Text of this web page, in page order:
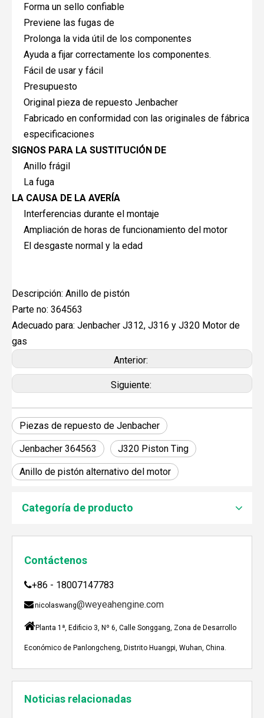
Forma un sello confiable
Previene las fugas de
Prolonga la vida útil de los componentes
Ayuda a fijar correctamente los componentes.
Fácil de usar y fácil
Presupuesto
Original pieza de repuesto Jenbacher
Fabricado en conformidad con las originales de fábrica
especificaciones
SIGNOS PARA LA SUSTITUCIÓN DE
Anillo frágil
La fuga
LA CAUSA DE LA AVERÍA
Interferencias durante el montaje
Ampliación de horas de funcionamiento del motor
El desgaste normal y la edad
Descripción: Anillo de pistón
Parte no: 364563
Adecuado para: Jenbacher J312, J316 y J320 Motor de
gas
Anterior:
Siguiente:
Piezas de repuesto de Jenbacher
Jenbacher 364563 J320 Piston Ting
Anillo de pistón alternativo del motor
Categoría de producto
Contáctenos
+86 - 18007147783
nicolaswang@weyeahengine.com
Planta 1ª, Edificio 3, Nº 6, Calle Songgang, Zona de Desarrollo
Económico de Panlongcheng, Distrito Huangpi, Wuhan, China.
Noticias relacionadas
JEBACHER BIOGAS GENERADOR SOBRE EL PROYECTO DE GENERACIÓN DE ENERGÍA DE GOLLES
A mediados de julio de 2023, Weyeah poder todo el